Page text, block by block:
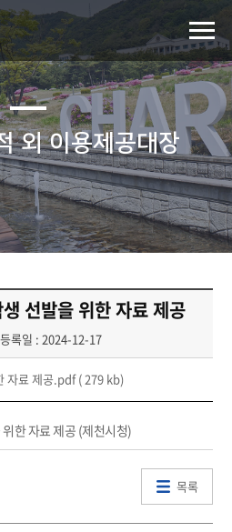
외 이용제공대장
선발을 위한 자료 제공
등록일 : 2024-12-17
자료 제공.pdf( 279 kb)
한 자료 제공 (제천시청)
목록